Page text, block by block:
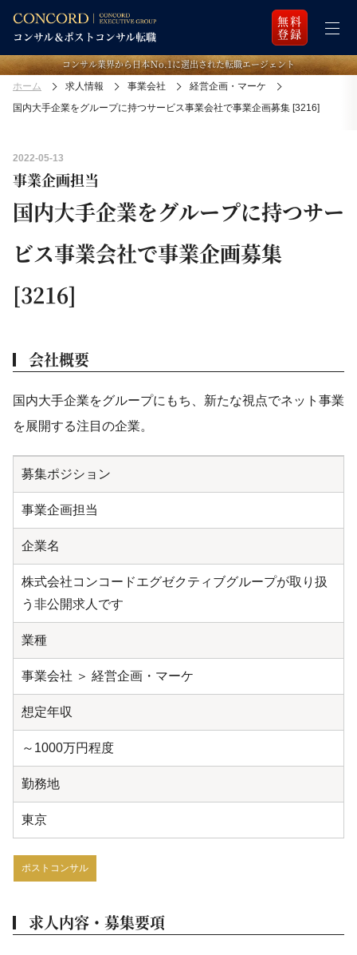
無料
登録
コンサル業界から日本Ｎo.1に選出された転職エージェント
ホーム 求人情報 事業会社
経営企画・マーケ
国内大手企業をグループに持つサービス事業会社で事業企画募集 [3216]
2022-05-13
事業企画担当
国内大手企業をグループに持つサー
ビス事業会社で事業企画募集
[3216]
会社概要
国内大手企業をグループにもち、新たな視点でネット事業
を展開する注目の企業。
募集ポジション
事業企画担当
企業名
株式会社コンコードエグゼクティブグループが取り扱
う非公開求人です
業種
事業会社 ＞ 経営企画・マーケ
想定年収
～1000万円程度
勤務地
東京
ポストコンサル
求人内容・募集要項